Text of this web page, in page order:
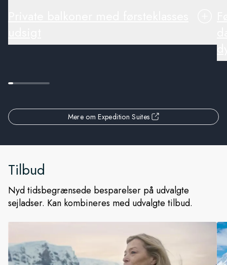
Mere om Expedition Suites
Tilbud
Nyd tidsbegrænsede besparelser på udvalgte
sejladser. Kan kombineres med udvalgte tilbud.